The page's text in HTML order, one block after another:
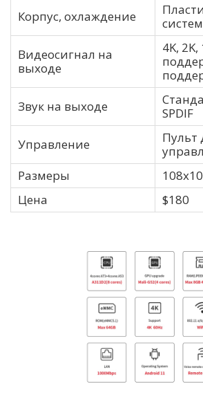
Корпус, охлаждение
Видеосигнал на
выходе
4K, 2K,
Звук на выходе
SPDIF
Управление
Пульт
Размеры
Цена
$180